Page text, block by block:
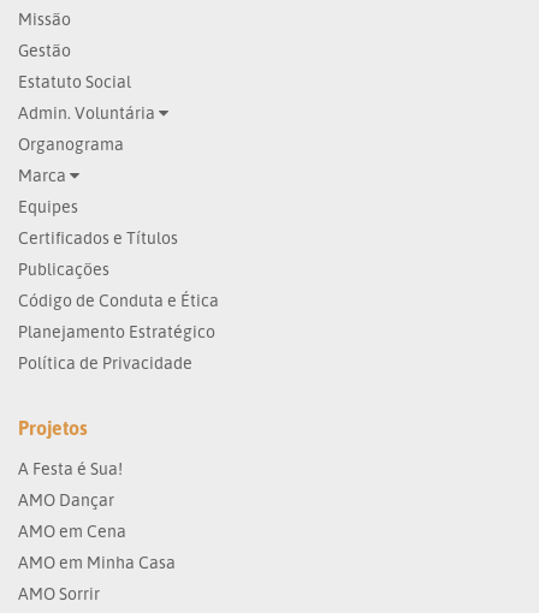
Missão
Gestão
Estatuto Social
Admin. Voluntária
Organograma
Marca
Equipes
Certificados e Títulos
Publicações
Código de Conduta e Ética
Planejamento Estratégico
Política de Privacidade
Projetos
A Festa é Sua!
AMO Dançar
AMO em Cena
AMO em Minha Casa
AMO Sorrir